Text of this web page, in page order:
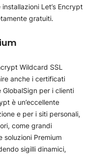
Let’s Encrypt
gratuiti.
Wildcard SSL
anche i certificati
GlobalSign per i clienti
è un’eccellente
e per i siti personali,
come grandi
soluzioni Premium
sigilli dinamici,